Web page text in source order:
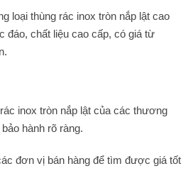
loại thùng rác inox tròn nắp lật cao
đáo, chất liệu cao cấp, có giá từ
inox tròn nắp lật của các thương
hành rõ ràng.
đơn vị bán hàng để tìm được giá tốt